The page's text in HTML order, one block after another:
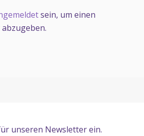
sein, um einen
unseren Newsletter ein.